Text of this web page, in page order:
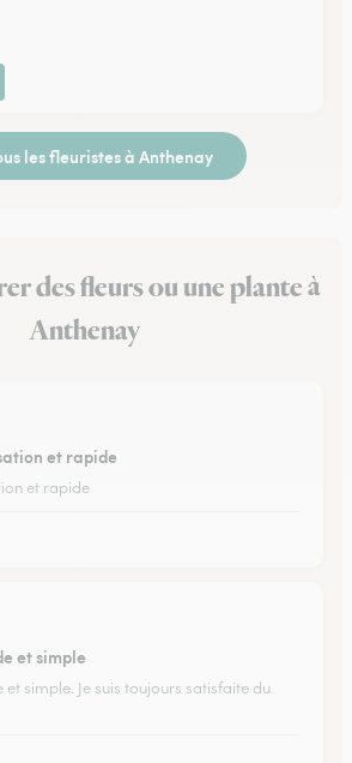
les fleuristes à Anthenay
des fleurs ou une plante à
Anthenay
et rapide
et rapide
et simple
simple. Je suis toujours satisfaite du